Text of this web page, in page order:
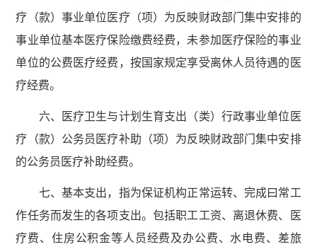
疗（款）事业单位医疗（项）为反映财政部门集中安排的
事业单位基本医疗保险缴费经费，未参加医疗保险的事业
单位的公费医疗经费，按国家规定享受离休人员待遇的医
疗经费。
六、医疗卫生与计划生育支出（类）行政事业单位医
疗（款）公务员医疗补助（项）为反映财政部门集中安排
的公务员医疗补助经费。
七、基本支出，指为保证机构正常运转、完成曰常工
作任务而发生的各项支出。包括职工工资、离退休费、医
疗费、住房公积金等人员经费及办公费、水电费、差旅